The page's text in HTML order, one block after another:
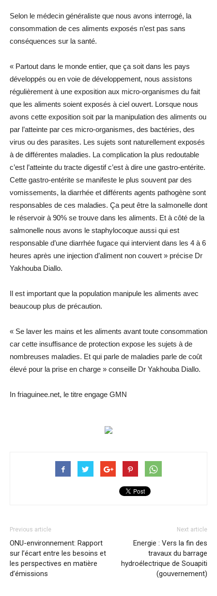
Selon le médecin généraliste que nous avons interrogé, la
consommation de ces aliments exposés n’est pas sans
conséquences sur la santé.
« Partout dans le monde entier, que ça soit dans les pays
développés ou en voie de développement, nous assistons
régulièrement à une exposition aux micro-organismes du fait
que les aliments soient exposés à ciel ouvert. Lorsque nous
avons cette exposition soit par la manipulation des aliments ou
par l’atteinte par ces micro-organismes, des bactéries, des
virus ou des parasites. Les sujets sont naturellement exposés
à de différentes maladies. La complication la plus redoutable
c’est l’atteinte du tracte digestif c’est à dire une gastro-entérite.
Cette gastro-entérite se manifeste le plus souvent par des
vomissements, la diarrhée et différents agents pathogène sont
responsables de ces maladies. Ça peut être la salmonelle dont
le réservoir à 90% se trouve dans les aliments. Et à côté de la
salmonelle nous avons le staphylocoque aussi qui est
responsable d’une diarrhée fugace qui intervient dans les 4 à 6
heures après une injection d’aliment non couvert » précise Dr
Yakhouba Diallo.
Il est important que la population manipule les aliments avec
beaucoup plus de précaution.
« Se laver les mains et les aliments avant toute consommation
car cette insuffisance de protection expose les sujets à de
nombreuses maladies. Et qui parle de maladies parle de coût
élevé pour la prise en charge » conseille Dr Yakhouba Diallo.
In friaguinee.net, le titre engage GMN
Previous article
ONU-environnement: Rapport
sur l’écart entre les besoins et
les perspectives en matière
d’émissions
Next article
Energie : Vers la fin des
travaux du barrage
hydroélectrique de Souapiti
(gouvernement)